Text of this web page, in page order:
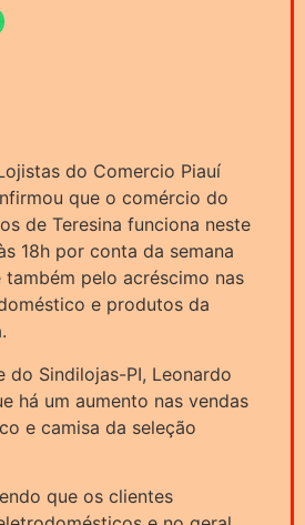
do Comercio Piauí
que o comércio do
de Teresina funciona neste
18h por conta da semana
também pelo acréscimo nas
e produtos da
do Sindilojas-PI, Leonardo
há um aumento nas vendas
e camisa da seleção
que os clientes